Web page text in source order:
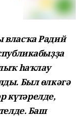
Радий
һаҡлау
Был өлкәгә
күтәрелде,
Баш